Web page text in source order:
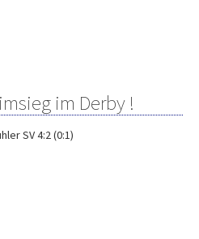
im Derby !
SV 4:2 (0:1)